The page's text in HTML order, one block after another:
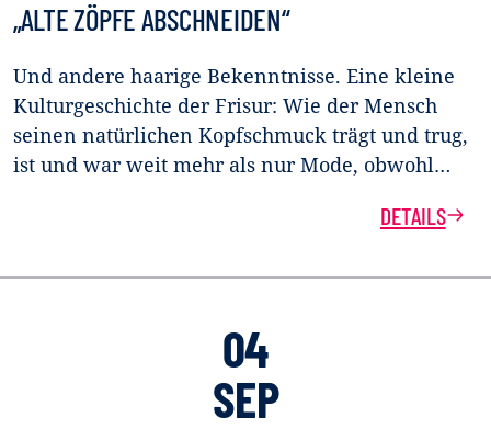
„ALTE ZÖPFE ABSCHNEIDEN“
Und andere haarige Bekenntnisse. Eine kleine
Kulturgeschichte der Frisur: Wie der Mensch
seinen natürlichen Kopfschmuck trägt und trug,
ist und war weit mehr als nur Mode, obwohl…
DETAILS
04
SEP